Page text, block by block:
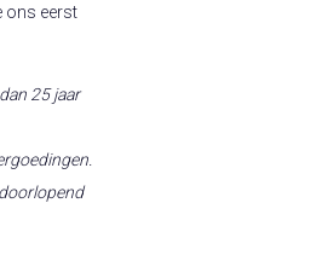
ons eerst
25 jaar